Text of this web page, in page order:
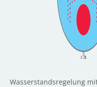
Wasserstandsregelung